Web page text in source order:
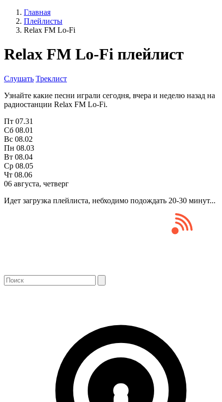
Главная
Плейлисты
Relax FM Lo-Fi
Relax FM Lo-Fi плейлист
Слушать Треклист
Узнайте какие песни играли сегодня, вчера и неделю назад на
радиостанции Relax FM Lo-Fi.
Пт 07.31
Сб 08.01
Вс 08.02
Пн 08.03
Вт 08.04
Ср 08.05
Чт 08.06
06 августа, четверг
Идет загрузка плейлиста, небходимо подождать 20-30 минут...